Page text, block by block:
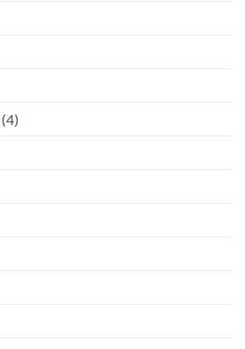
(4)